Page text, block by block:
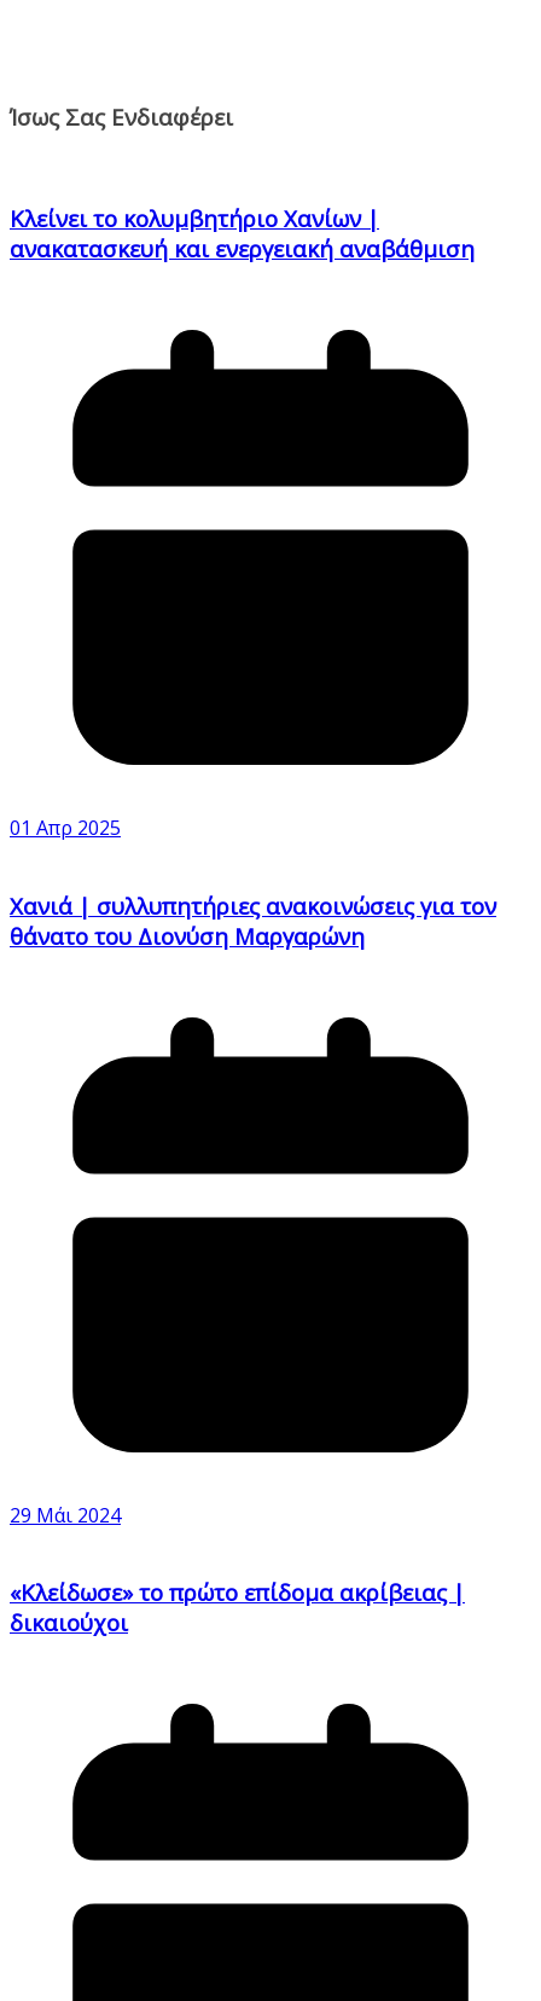
Ίσως Σας Ενδιαφέρει
Κλείνει το κολυμβητήριο Χανίων |
ανακατασκευή και ενεργειακή αναβάθμιση
01 Απρ 2025
Χανιά | συλλυπητήριες ανακοινώσεις για τον
θάνατο του Διονύση Μαργαρώνη
29 Μάι 2024
«Κλείδωσε» το πρώτο επίδομα ακρίβειας |
δικαιούχοι